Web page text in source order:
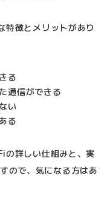
特徴とメリットがあり
る
通信ができる
い
る
の詳しい仕組みと、実
ので、気になる方はあ